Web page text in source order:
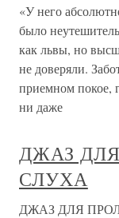
«У него
было
как львы, но
не доверяли.
приемном покое,
ни даже
ДЖАЗ
СЛУХА
ДЖАЗ ДЛЯ